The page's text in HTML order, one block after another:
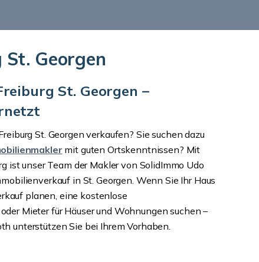
Georgen
St. Georgen –
St. Georgen verkaufen? Sie suchen dazu
mit guten Ortskenntnissen? Mit
ist unser Team der Makler von SolidImmo Udo
in St. Georgen. Wenn Sie Ihr Haus
planen, eine kostenlose
Mieter für Häuser und Wohnungen suchen –
unterstützen Sie bei Ihrem Vorhaben.